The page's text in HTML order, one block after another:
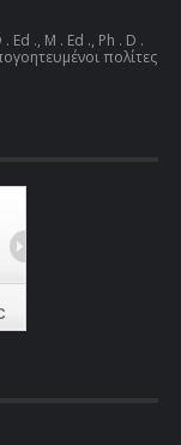
., M . Ed ., Ph . D .
πολίτες